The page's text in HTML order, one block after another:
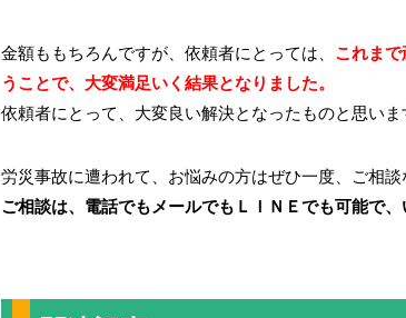
金額ももちろんですが、依頼者にとっては、 これま
うことで、大変満足いく結果となりました。
依頼者にとって、大変良い解決となったものと思いま
労災事故に遭われて、お悩みの方はぜひ一度、ご相談
ご相談は、電話でもメールでもＬＩＮＥでも可能で、